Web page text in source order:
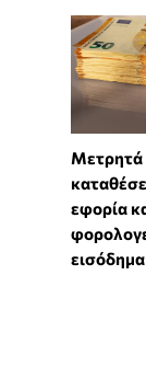
Μετρητά
εφορία
εισόδημα